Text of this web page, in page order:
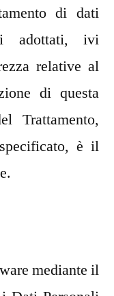
di dati
adottati, ivi
relative al
di questa
Trattamento,
è il
mediante il